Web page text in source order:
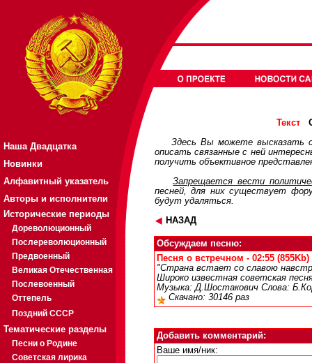
Наша Двадцатка
Новинки
Алфавитный указатель
Авторы и исполнители
Исторические периоды
Дореволюционный
Послереволюционный
Предвоенный
Великая Отечественная
Послевоенный
Оттепель
Поздний СССР
Тематические разделы
Песни о Родине
Советская лирика
Текст
Здесь Вы можете высказать
описать связанные с ней
получить объективное
Запрещается вести
песней, для них существует
будут удаляться.
НАЗАД
Обсуждаем песню:
Песня о встречном - 02:55 (855Kb)
"Страна встает со славою
Широко известная советская
Музыка: Д.Шостакович Слова:
Скачано: 30146 раз
Добавить комментарий:
Ваше имя/ник: